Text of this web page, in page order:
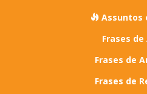
Assuntos
Frases
Frases de
Frases de